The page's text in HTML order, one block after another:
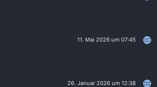
11. Mai 2026 um 07:45
26. Januar 2026 um 12:38